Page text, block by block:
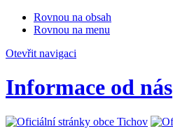
Rovnou na obsah
Rovnou na menu
Otevřit navigaci
Informace od nás